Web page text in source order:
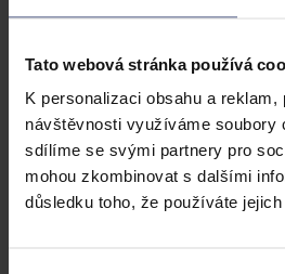
Tato webová stránka používá
K personalizaci obsahu a
návštěvnosti využíváme soubory
sdílíme se svými partnery pro
mohou zkombinovat s dalšími
důsledku toho, že používáte